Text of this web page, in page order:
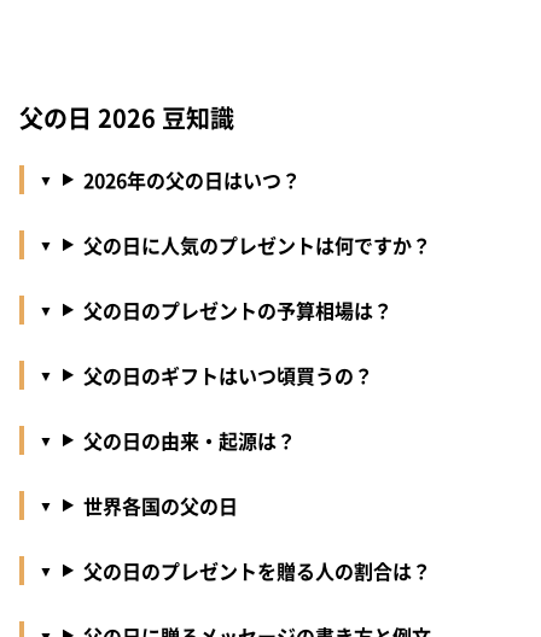
父の日 2026 豆知識
2026年の父の日はいつ？
父の日に人気のプレゼントは何ですか？
父の日のプレゼントの予算相場は？
父の日のギフトはいつ頃買うの？
父の日の由来・起源は？
世界各国の父の日
父の日のプレゼントを贈る人の割合は？